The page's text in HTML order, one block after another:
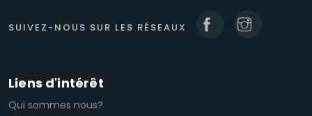
SUIVEZ-NOUS SUR LES RÉSEAUX
Liens d'intérêt
Qui sommes nous?